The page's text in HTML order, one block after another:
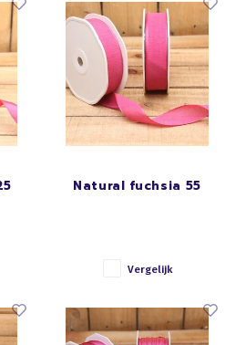
Natural fuchsia 55
Vergelijk